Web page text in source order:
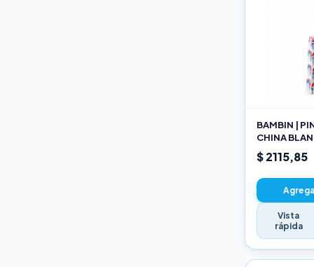
BAMBIN |
CHINA
189 10
$ 2115,85
Vista
rápida